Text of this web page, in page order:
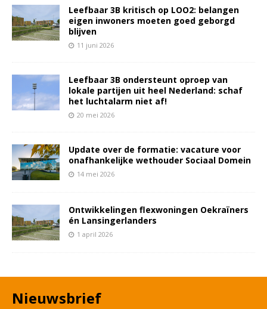
Leefbaar 3B kritisch op LOO2: belangen
eigen inwoners moeten goed geborgd
blijven
11 juni 2026
Leefbaar 3B ondersteunt oproep van
lokale partijen uit heel Nederland: schaf
het luchtalarm niet af!
20 mei 2026
Update over de formatie: vacature voor
onafhankelijke wethouder Sociaal Domein
14 mei 2026
Ontwikkelingen flexwoningen Oekraïners
én Lansingerlanders
1 april 2026
Nieuwsbrief